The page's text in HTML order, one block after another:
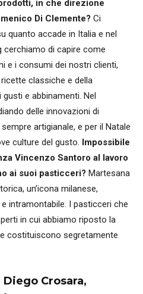
in che direzione
Di Clemente? Ci
quanto accade in Italia e nel
cerchiamo di capire come
e i consumi dei nostri clienti,
classiche e della
e abbinamenti. Nel
delle innovazioni di
artigianale, e per il Natale
culture del gusto. Impossibile
Vincenzo Santoro al lavoro
ai suoi pasticceri? Martesana
un’icona milanese,
intramontabile. I pasticceri che
in cui abbiamo riposto la
costituiscono segretamente
Crosara,